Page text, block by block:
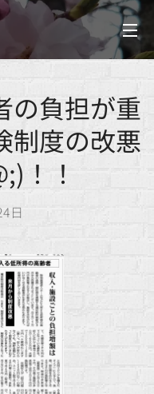
の負担が重
制度の改悪
！！
日